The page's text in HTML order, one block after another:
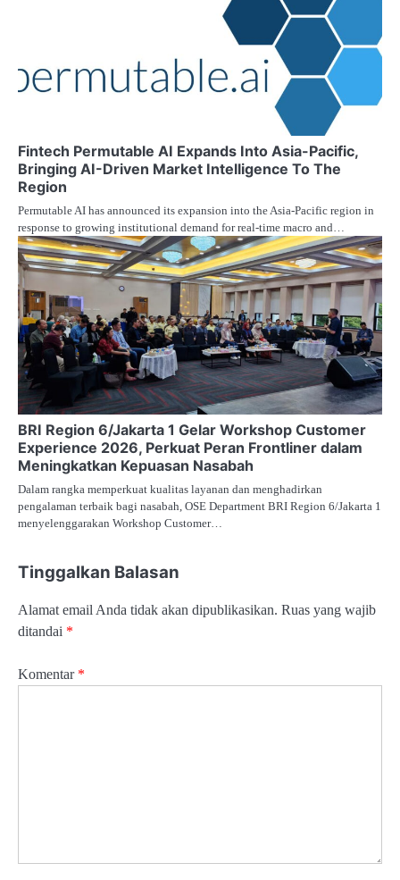
Fintech Permutable AI Expands Into Asia-Pacific,
Bringing AI-Driven Market Intelligence To The
Region
Permutable AI has announced its expansion into the Asia-Pacific region in
response to growing institutional demand for real-time macro and…
BRI Region 6/Jakarta 1 Gelar Workshop Customer
Experience 2026, Perkuat Peran Frontliner dalam
Meningkatkan Kepuasan Nasabah
Dalam rangka memperkuat kualitas layanan dan menghadirkan
pengalaman terbaik bagi nasabah, OSE Department BRI Region 6/Jakarta 1
menyelenggarakan Workshop Customer…
Tinggalkan Balasan
Alamat email Anda tidak akan dipublikasikan. Ruas yang wajib
ditandai *
Komentar *